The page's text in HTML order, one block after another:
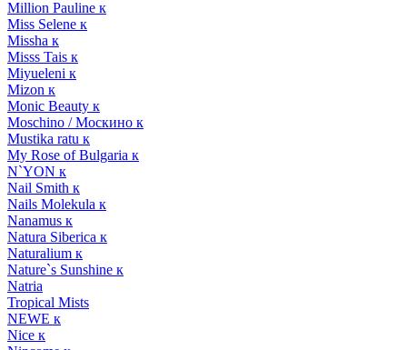
Million Pauline к
Miss Selene к
Missha к
Misss Tais к
Miyueleni к
Mizon к
Monic Beauty к
Moschino / Москино к
Mustika ratu к
My Rose of Bulgaria к
N`YON к
Nail Smith к
Nails Molekula к
Nanamus к
Natura Siberica к
Naturalium к
Nature`s Sunshine к
Natria
Tropical Mists
NEWE к
Nice к